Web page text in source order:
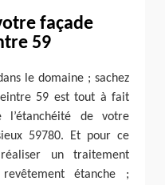
façade
59
le domaine ; sachez
59 est tout à fait
l’étanchéité de votre
59780. Et pour ce
un traitement
étanche ;